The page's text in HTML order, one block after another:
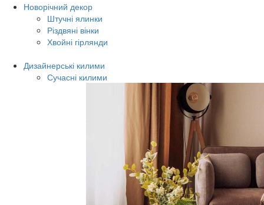
Новорічний декор
Штучні ялинки
Різдвяні вінки
Хвойні гірлянди
Дизайнерські килими
Сучасні килими